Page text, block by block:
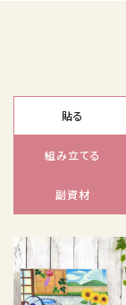
貼る
組み立てる
副資材